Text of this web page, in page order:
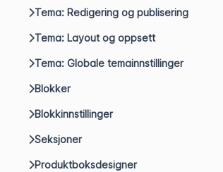
Tema: Redigering og publisering
Tema: Layout og oppsett
Tema: Globale temainnstillinger
Blokker
Blokkinnstillinger
Seksjoner
Produktboksdesigner